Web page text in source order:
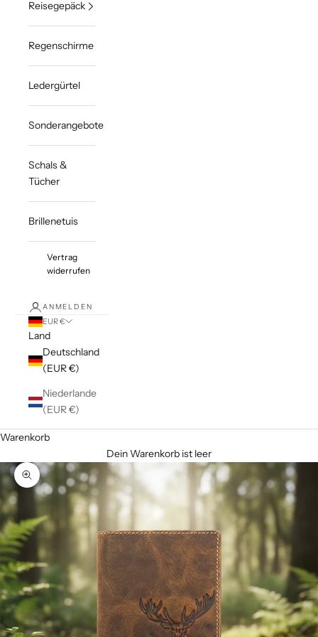
Reisegepäck
Regenschirme
Ledergürtel
Sonderangebote
Schals &
Tücher
Brillenetuis
Vertrag
widerrufen
ANMELDEN
EUR €
Land
Deutschland
(EUR €)
Niederlande
(EUR €)
Warenkorb
Dein Warenkorb ist leer
Bild vergrößern